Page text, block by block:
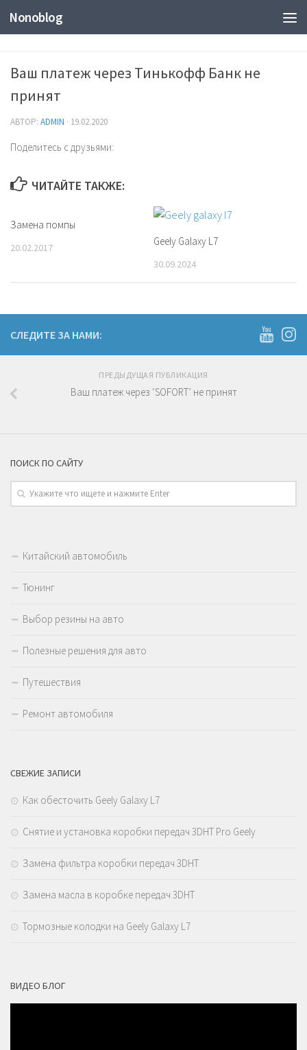
Nonoblog
Ваш платеж через Тинькофф Банк не
принят
АВТОР: ADMIN · 19.02.2020
Поделитесь с друзьями:
ЧИТАЙТЕ ТАКЖЕ:
Замена помпы
20.02.2017 Geely Galaxy L7
30.09.2024
СЛЕДИТЕ ЗА НАМИ:
ПРЕДЫДУЩАЯ ПУБЛИКАЦИЯ
Ваш платеж через ‘SOFORT’ не принят
ПОИСК ПО САЙТУ
Китайский автомобиль
Тюнинг
Выбор резины на авто
Полезные решения для авто
Путешествия
Ремонт автомобиля
СВЕЖИЕ ЗАПИСИ
Как обесточить Geely Galaxy L7
Снятие и установка коробки передач 3DHT Pro Geely
Замена фильтра коробки передач 3DHT
Замена масла в коробке передач 3DHT
Тормозные колодки на Geely Galaxy L7
ВИДЕО БЛОГ